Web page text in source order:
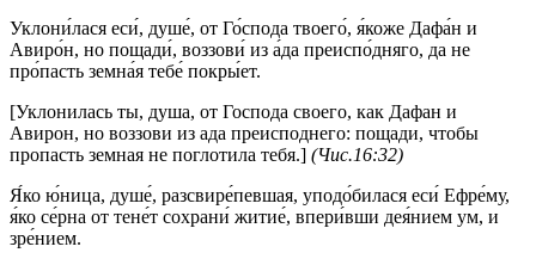
Уклони́лася еси́, душе́, от Го́спода твоего́, я́коже Дафа́н и
Авиро́н, но пощади́, воззови́ из а́да преиспо́дняго, да не
про́пасть земна́я тебе́ покры́ет.
[Уклонилась ты, душа, от Господа своего, как Дафан и
Авирон, но воззови из ада преисподнего: пощади, чтобы
пропасть земная не поглотила тебя.] (Чис.16:32)
Я́ко ю́ница, душе́, разсвире́певшая, уподо́билася еси́ Ефре́му,
я́ко се́рна от тене́т сохрани́ житие́, впери́вши дея́нием ум, и
зре́нием.